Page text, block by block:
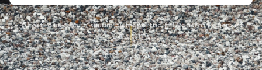
Eesti ainukene ja suurim pulmaportaal
17 aastat kogemust
TASUTA